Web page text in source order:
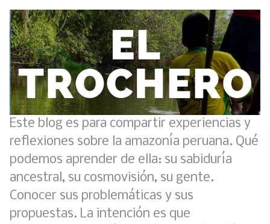
Este blog es para compartir experiencias y
reflexiones sobre la amazonía peruana. Qué
podemos aprender de ella: su sabiduría
ancestral, su cosmovisión, su gente.
Conocer sus problemáticas y sus
propuestas. La intención es que